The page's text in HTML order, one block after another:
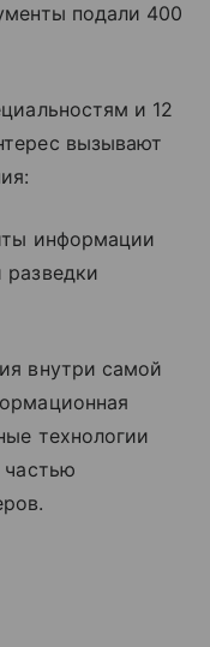
подали 400
и 12
вызывают
информации
разведки
внутри самой
технологии
частью